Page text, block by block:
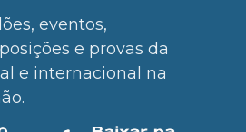
eventos,
e provas da
e internacional na